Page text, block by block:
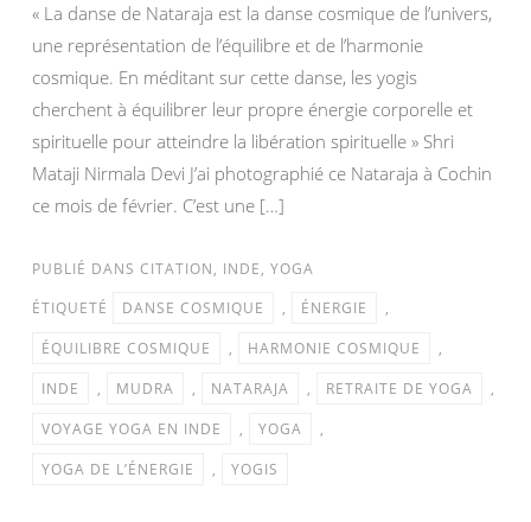
« La danse de Nataraja est la danse cosmique de l’univers,
une représentation de l’équilibre et de l’harmonie
cosmique. En méditant sur cette danse, les yogis
cherchent à équilibrer leur propre énergie corporelle et
spirituelle pour atteindre la libération spirituelle » Shri
Mataji Nirmala Devi J’ai photographié ce Nataraja à Cochin
ce mois de février. C’est une […]
PUBLIÉ DANS CITATION, INDE, YOGA
ÉTIQUETÉ
DANSE COSMIQUE , ÉNERGIE
,
ÉQUILIBRE COSMIQUE
, HARMONIE COSMIQUE
,
INDE
, MUDRA , NATARAJA , RETRAITE DE YOGA
,
VOYAGE YOGA EN INDE
, YOGA
,
YOGA DE L’ÉNERGIE
, YOGIS